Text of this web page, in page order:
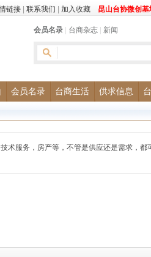
昆山台协微创基
链接 联系我们 加入收藏
会员名录 台商杂志 新闻
会员名录 台商生活 供求信息
术服务，房产等，不管是供应还是需求，都